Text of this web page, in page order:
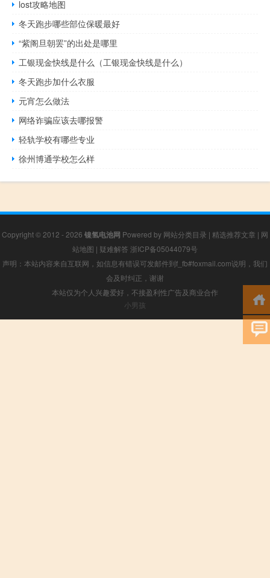
lost攻略地图
冬天跑步哪些部位保暖最好
“紫阁旦朝罢”的出处是哪里
工银现金快线是什么（工银现金快线是什么）
冬天跑步加什么衣服
元宵怎么做法
网络诈骗应该去哪报警
轻轨学校有哪些专业
徐州博通学校怎么样
Copyright © 2012 - 2026 镍氢电池网 Powered by 网站分类目录 | 精选推荐文章 | 网
站地图 | 疑难解答 浙ICP备05044079号
声明：本站内容来自互联网，如信息有错误可发邮件到f_fb#foxmail.com说明，我们
会及时纠正，谢谢
本站仅为个人兴趣爱好，不接盈利性广告及商业合作
小男孩